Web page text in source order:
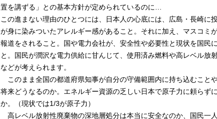
置を講ずる」との基本方針が定められているのに…
この進まない理由のひとつには、日本人の心底には、広島・長崎に
が身に染みついたアレルギー感があること。それに加え、マスコミ
報道をされること。国や電力会社が、安全性や必要性と現状を国民
と。国民が潤沢な電力供給に甘んじて、使用済み燃料や高レベル放
などが考えられます。
このまま全国の都道府県知事が自分の守備範囲内に持ち込むこと
将来どうなるのか。エネルギー資源の乏しい日本で原子力に頼らず
か。（現状では1/3が原子力）
高レベル放射性廃棄物の深地層処分は本当に安全なのか、国民一